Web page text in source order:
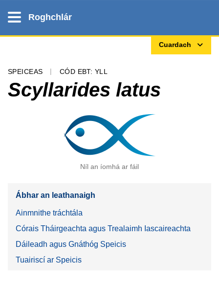
Roghchlár
Cuardach
SPEICEAS CÓD EBT: YLL
Scyllarides latus
Níl an íomhá ar fáil
Ábhar an leathanaigh
Ainmnithe tráchtála
Córais Tháirgeachta agus Trealaimh Iascaireachta
Dáileadh agus Gnáthóg Speicis
Tuairiscí ar Speicis